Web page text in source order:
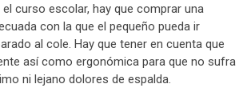
curso escolar, hay que comprar una
con la que el pequeño pueda ir
al cole. Hay que tener en cuenta que
así como ergonómica para que no sufra
ni lejano dolores de espalda.